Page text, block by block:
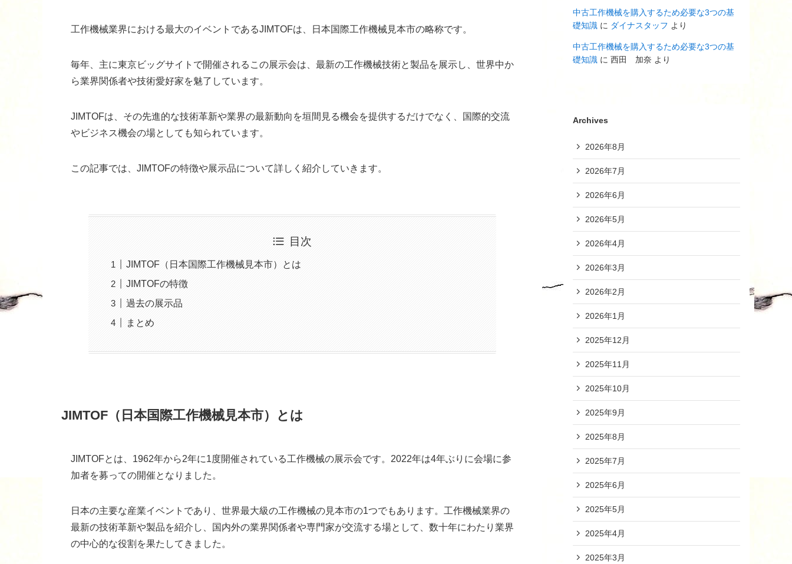
工作機械業界における最大のイベントであるJIMTOFは、日本国際工作機械見本市の略称です。
毎年、主に東京ビッグサイトで開催されるこの展示会は、最新の工作機械技術と製品を展示し、世界中か
ら業界関係者や技術愛好家を魅了しています。
JIMTOFは、その先進的な技術革新や業界の最新動向を垣間見る機会を提供するだけでなく、国際的交流
やビジネス機会の場としても知られています。
この記事では、JIMTOFの特徴や展示品について詳しく紹介していきます。
目次
JIMTOF（日本国際工作機械見本市）とは
JIMTOFの特徴
過去の展示品
まとめ
JIMTOF（日本国際工作機械見本市）とは
JIMTOFとは、1962年から2年に1度開催されている工作機械の展示会です。2022年は4年ぶりに会場に参
加者を募っての開催となりました。
日本の主要な産業イベントであり、世界最大級の工作機械の見本市の1つでもあります。工作機械業界の
最新の技術革新や製品を紹介し、国内外の業界関係者や専門家が交流する場として、数十年にわたり業界
の中心的な役割を果たしてきました。
中古工作機械を購入するため必要な3つの基
礎知識 に ダイナスタッフ より
中古工作機械を購入するため必要な3つの基
礎知識 に 西田 加奈 より
Archives
2026年8月
2026年7月
2026年6月
2026年5月
2026年4月
2026年3月
2026年2月
2026年1月
2025年12月
2025年11月
2025年10月
2025年9月
2025年8月
2025年7月
2025年6月
2025年5月
2025年4月
2025年3月